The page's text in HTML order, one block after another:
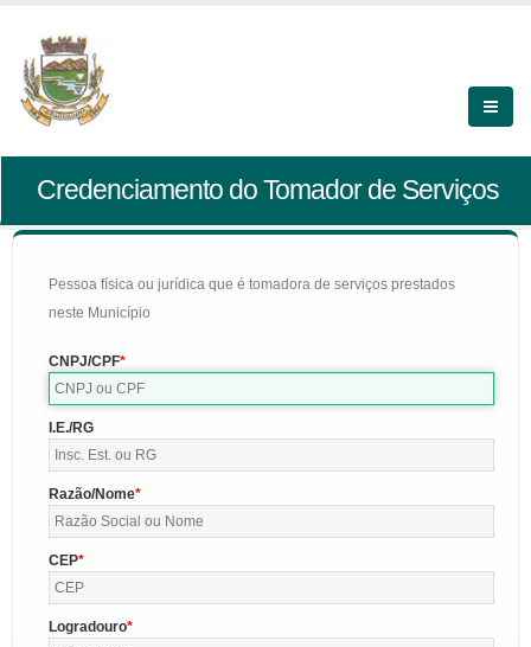
Credenciamento do Tomador de Serviços
Pessoa física ou jurídica que é tomadora de serviços prestados
neste Município
CNPJ/CPF
I.E./RG
Razão/Nome
CEP
Logradouro